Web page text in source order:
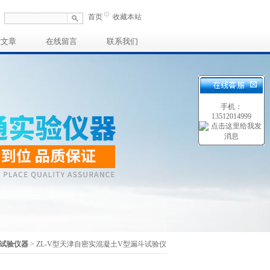
首页 收藏本站
章 在线留言 联系我们
验仪器 > ZL-V型天津自密实混凝土V型漏斗试验仪
手机：
13512014999